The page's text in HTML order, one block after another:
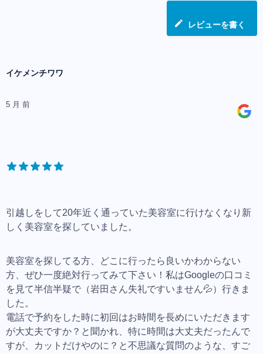
レビューを書く
イケメンチワワ
5 月 前
引越しをして20年近く通っていた美容室に行けなくなり新
しく美容室を探していました。
美容室を探してる方、どこに行ったら良いかわからない
方、ぜひ一度絶対行ってみて下さい！私はGoogleの口コミ
を見て半信半疑で（岩田さん失礼ですいません💦）行きま
した。
電話で予約をした時に初回はお時間を長めにいただきます
が大丈夫ですか？と聞かれ、特に時間は大丈夫だったんで
すが、カットだけやのに？と不思議な質問のような、すご